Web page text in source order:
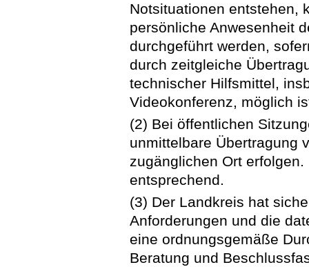
Notsituationen entstehen,
persönliche Anwesenheit
durchgeführt werden,
durch zeitgleiche
technischer Hilfsmittel,
Videokonferenz, möglich
(2) Bei öffentlichen
unmittelbare Übertragung
zugänglichen Ort
entsprechend.
(3) Der Landkreis hat
Anforderungen und die
eine ordnungsgemäße
Beratung und